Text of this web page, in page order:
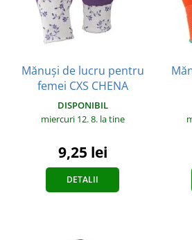
Mănuși de lucru pentru
femei CXS CHENA
DISPONIBIL
miercuri 12. 8. la tine
9,25 lei
DETALII